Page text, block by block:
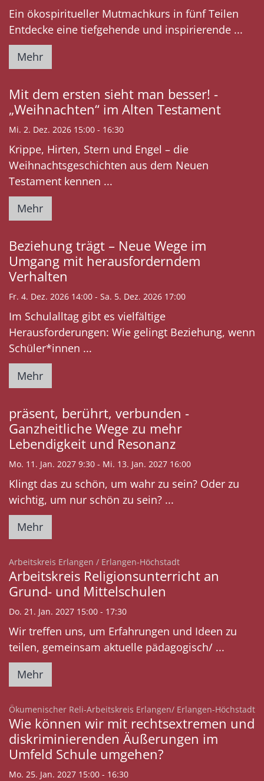
Ein ökospiritueller Mutmachkurs in fünf Teilen
Entdecke eine tiefgehende und inspirierende ...
Mehr
Mit dem ersten sieht man besser! -
„Weihnachten“ im Alten Testament
Mi. 2. Dez. 2026 15:00 - 16:30
Krippe, Hirten, Stern und Engel – die
Weihnachtsgeschichten aus dem Neuen
Testament kennen ...
Mehr
Beziehung trägt – Neue Wege im
Umgang mit herausforderndem
Verhalten
Fr. 4. Dez. 2026 14:00 - Sa. 5. Dez. 2026 17:00
Im Schulalltag gibt es vielfältige
Herausforderungen: Wie gelingt Beziehung, wenn
Schüler*innen ...
Mehr
präsent, berührt, verbunden -
Ganzheitliche Wege zu mehr
Lebendigkeit und Resonanz
Mo. 11. Jan. 2027 9:30 - Mi. 13. Jan. 2027 16:00
Klingt das zu schön, um wahr zu sein? Oder zu
wichtig, um nur schön zu sein? ...
Mehr
Arbeitskreis Erlangen / Erlangen-Höchstadt:
Arbeitskreis Religionsunterricht an
Grund- und Mittelschulen
Do. 21. Jan. 2027 15:00 - 17:30
Wir treffen uns, um Erfahrungen und Ideen zu
teilen, gemeinsam aktuelle pädagogisch/ ...
Mehr
Ökumenischer Reli-Arbeitskreis Erlangen/ Erlangen-Höchstadt:
Wie können wir mit rechtsextremen und
diskriminierenden Äußerungen im
Umfeld Schule umgehen?
Mo. 25. Jan. 2027 15:00 - 16:30